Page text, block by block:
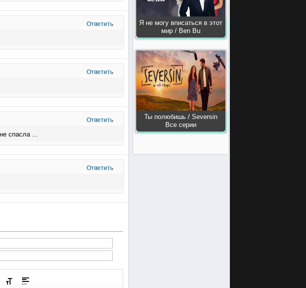
Я не могу вписаться в этот
мир / Ben Bu
Ты полюбишь / Seversin
Все серии
Ответить
Ответить
Ответить
спасла ...
Ответить